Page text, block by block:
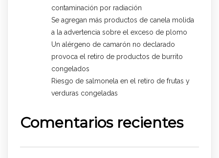
contaminación por radiación
Se agregan más productos de canela molida
a la advertencia sobre el exceso de plomo
Un alérgeno de camarón no declarado
provoca el retiro de productos de burrito
congelados
Riesgo de salmonela en el retiro de frutas y
verduras congeladas
Comentarios recientes